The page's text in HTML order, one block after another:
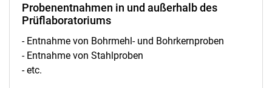
Probenentnahmen in und außerhalb des
Prüflaboratoriums
- Entnahme von Bohrmehl- und Bohrkernproben
- Entnahme von Stahlproben
- etc.